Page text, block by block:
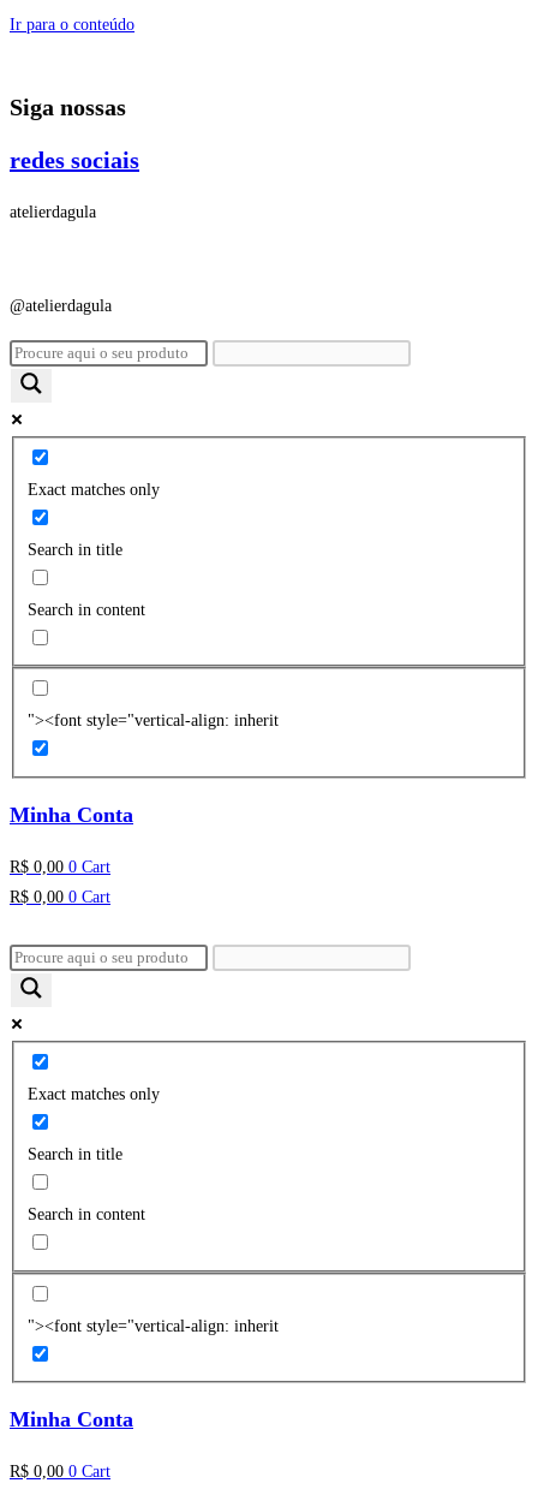
Ir para o conteúdo
Siga nossas
redes sociais
atelierdagula
@atelierdagula
Exact matches only
Search in title
Search in content
"><font style="vertical-align: inherit
Minha Conta
R$ 0,00 0 Cart
R$ 0,00 0 Cart
Exact matches only
Search in title
Search in content
"><font style="vertical-align: inherit
Minha Conta
R$ 0,00 0 Cart